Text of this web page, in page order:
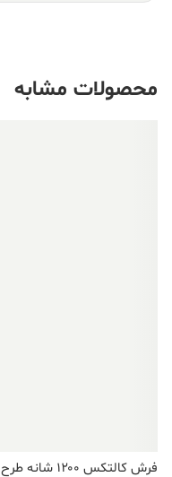
محصولات مشابه
فرش کالتکس ۱۲۰۰ شانه طرح